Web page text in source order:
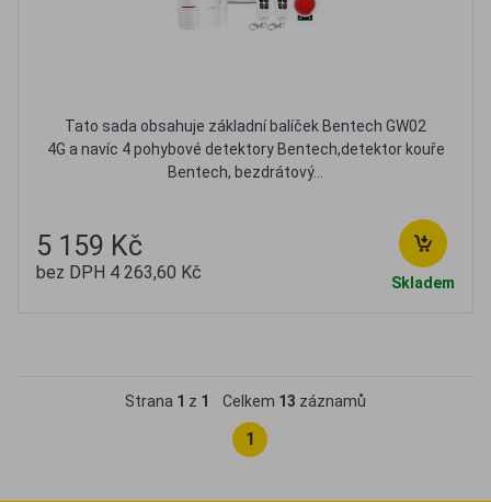
Tato sada obsahuje základní balíček Bentech GW02
4G a navíc 4 pohybové detektory Bentech,detektor kouře
Bentech, bezdrátový...
5 159 Kč
bez DPH 4 263,60 Kč Skladem
Strana 1 z 1 Celkem 13 záznamů
1